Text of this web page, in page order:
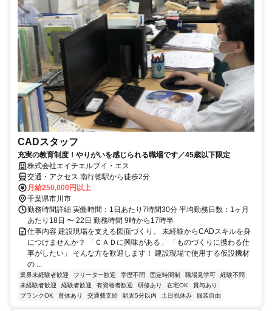
CADスタッフ
充実の教育制度！やりがいを感じられる職場です／45歳以下限定
株式会社エイチエルブイ・エス
交通・アクセス 南行徳駅から徒歩2分
月給250,000円以上
千葉県市川市
勤務時間詳細 実働時間：1日あたり7時間30分 平均勤務日数：1ヶ月
あたり18日 〜 22日 勤務時間 9時から17時半
仕事内容 建設現場を支える図面づくり。 未経験からCADスキルを身
につけませんか？ 「ＣＡＤに興味がある」 「ものづくりに携わる仕
事がしたい」 そんな方を歓迎します！ 建設現場で使用する仮設機材
の ...
業界未経験者歓迎 フリーター歓迎 学歴不問 固定時間制 職場見学可
経験不問
未経験者歓迎
経験者歓迎 有資格者歓迎 研修あり 在宅OK
賞与あり
ブランクOK
育休あり 交通費支給 駅近5分以内 土日祝休み 服装自由